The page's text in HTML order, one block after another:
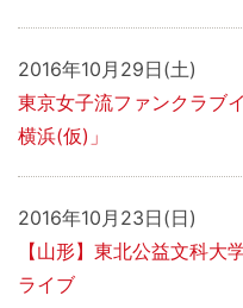
2016年10月29日(土)
東京女子流ファンクラブ
横浜(仮)」
2016年10月23日(日)
【山形】東北公益文科
ライブ